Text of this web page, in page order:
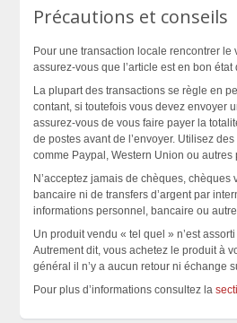
Précautions et conseils
Pour une transaction locale rencontrer le
assurez-vous que l’article est en bon état
La plupart des transactions se règle en
contant, si toutefois vous devez envoyer
assurez-vous de vous faire payer la
de postes avant de l’envoyer. Utilisez
comme Paypal, Western Union ou autres
N’acceptez jamais de chèques, chèques
bancaire ni de transfers d’argent par
informations personnel, bancaire ou
Un produit vendu « tel quel » n’est assorti
Autrement dit, vous achetez le produit à
général il n’y a aucun retour ni échange
Pour plus d’informations consultez la